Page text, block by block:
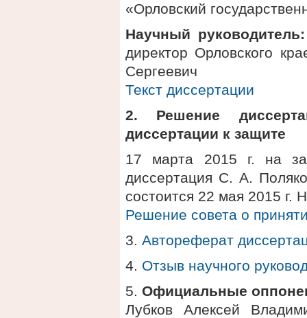
«Орловский
Научный руководитель:
директор Орловского
Сергеевич
Текст диссертации
2. Решение
диссертации к защите
17 марта 2015 г. на
диссертация С. А.
состоится 22 мая 2015 г.
Решение совета о
3. Автореферат
4. Отзыв научного
5. Официальные
Лубков Алексей